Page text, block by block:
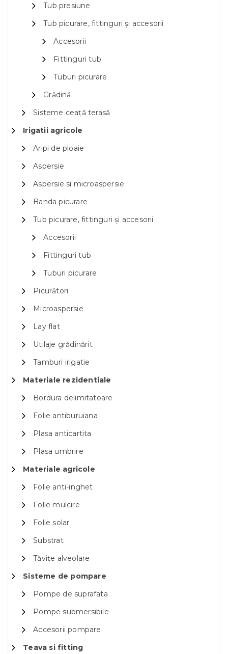
Tub presiune
Tub picurare, fittinguri și accesorii
Accesorii
Fittinguri tub
Tuburi picurare
Grădină
Sisteme ceață terasă
Irigatii agricole
Aripi de ploaie
Aspersie
Aspersie si microaspersie
Banda picurare
Tub picurare, fittinguri și accesorii
Accesorii
Fittinguri tub
Tuburi picurare
Picurători
Microaspersie
Lay flat
Utilaje grădinărit
Tamburi irigatie
Materiale rezidentiale
Bordura delimitatoare
Folie antiburuiana
Plasa anticartita
Plasa umbrire
Materiale agricole
Folie anti-inghet
Folie mulcire
Folie solar
Substrat
Tăvițe alveolare
Sisteme de pompare
Pompe de suprafata
Pompe submersibile
Accesorii pompare
Teava si fitting